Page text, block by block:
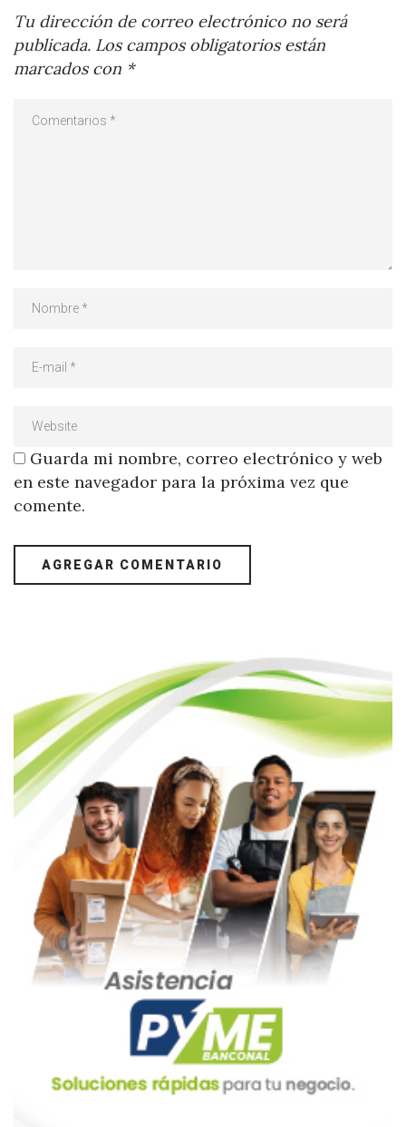
Tu dirección de correo electrónico no será
publicada. Los campos obligatorios están
marcados con *
Guarda mi nombre, correo electrónico y web
en este navegador para la próxima vez que
comente.